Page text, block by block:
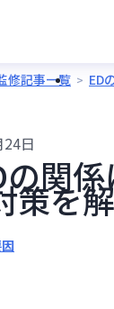
修記事一覧 ED
日
の関
策を